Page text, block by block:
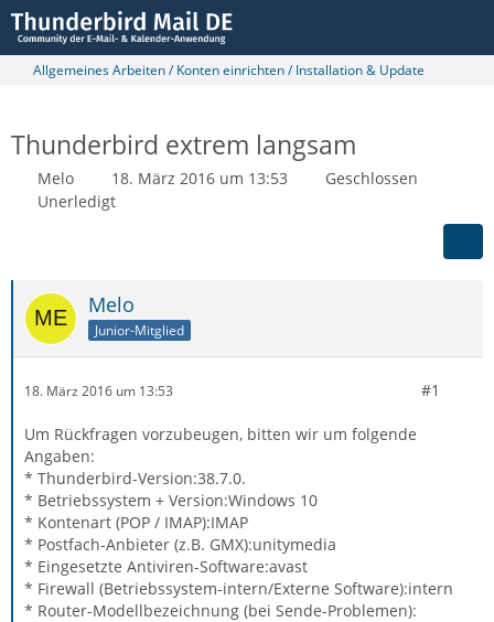
Allgemeines Arbeiten / Konten einrichten / Installation & Update
Thunderbird extrem langsam
Melo 18. März 2016 um 13:53
Geschlossen
Unerledigt
Melo
Junior-Mitglied
18. März 2016 um 13:53 #1
Um Rückfragen vorzubeugen, bitten wir um folgende
Angaben:
* Thunderbird-Version:38.7.0.
* Betriebssystem + Version:Windows 10
* Kontenart (POP / IMAP):IMAP
* Postfach-Anbieter (z.B. GMX):unitymedia
* Eingesetzte Antiviren-Software:avast
* Firewall (Betriebssystem-intern/Externe Software):intern
* Router-Modellbezeichnung (bei Sende-Problemen):